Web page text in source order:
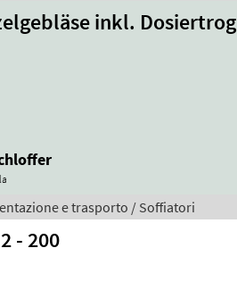
inkl. Dosiertrog
e trasporto / Soffiatori
- 200